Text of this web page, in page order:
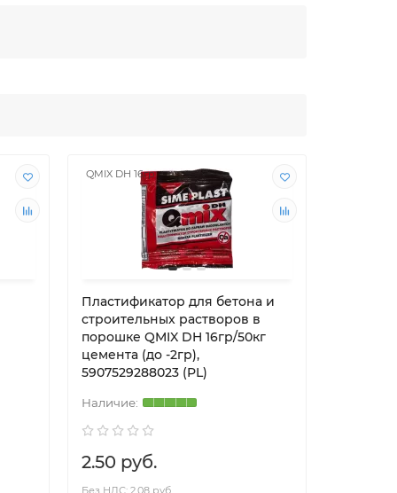
QMIX DH 16гр
Пластификатор для бетона и
строительных растворов в
порошке QMIX DH 16гр/50кг
цемента (до -2гр),
5907529288023 (PL)
2.50 руб.
Без НДС: 2.08 руб.